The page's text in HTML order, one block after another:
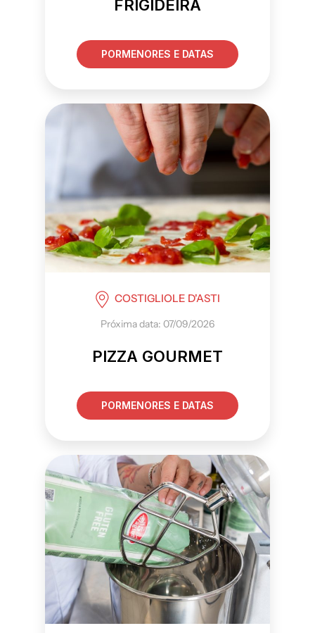
FRIGIDEIRA
PORMENORES E DATAS
COSTIGLIOLE D'ASTI
Próxima data: 07/09/2026
PIZZA GOURMET
PORMENORES E DATAS